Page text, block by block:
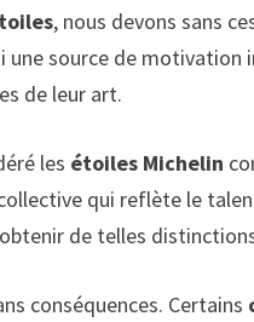
, nous devons sans
source de motivation
de leur art.
les étoiles Michelin
qui reflète le
de telles
conséquences. Certains